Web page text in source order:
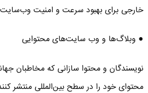
خارجی برای بهبود سرعت و امنیت وب‌سایت
● وبلاگ‌ها و وب‌ سایت‌های محتوایی
نویسندگان و محتوا سازانی که مخاطبان
محتوای خود را در سطح بین‌المللی منتشر